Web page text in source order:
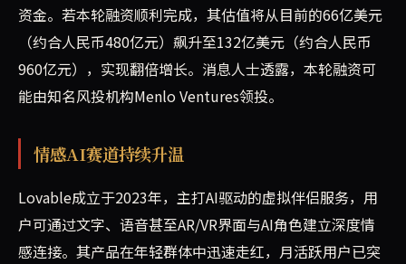
资金。若本轮融资顺利完成，其估值将从目前的66亿美元
（约合人民币480亿元）飙升至132亿美元（约合人民币
960亿元），实现翻倍增长。消息人士透露，本轮融资可
能由知名风投机构Menlo Ventures领投。
情感AI赛道持续升温
Lovable成立于2023年，主打AI驱动的虚拟伴侣服务，用
户可通过文字、语音甚至AR/VR界面与AI角色建立深度情
感连接。其产品在年轻群体中迅速走红，月活跃用户已突